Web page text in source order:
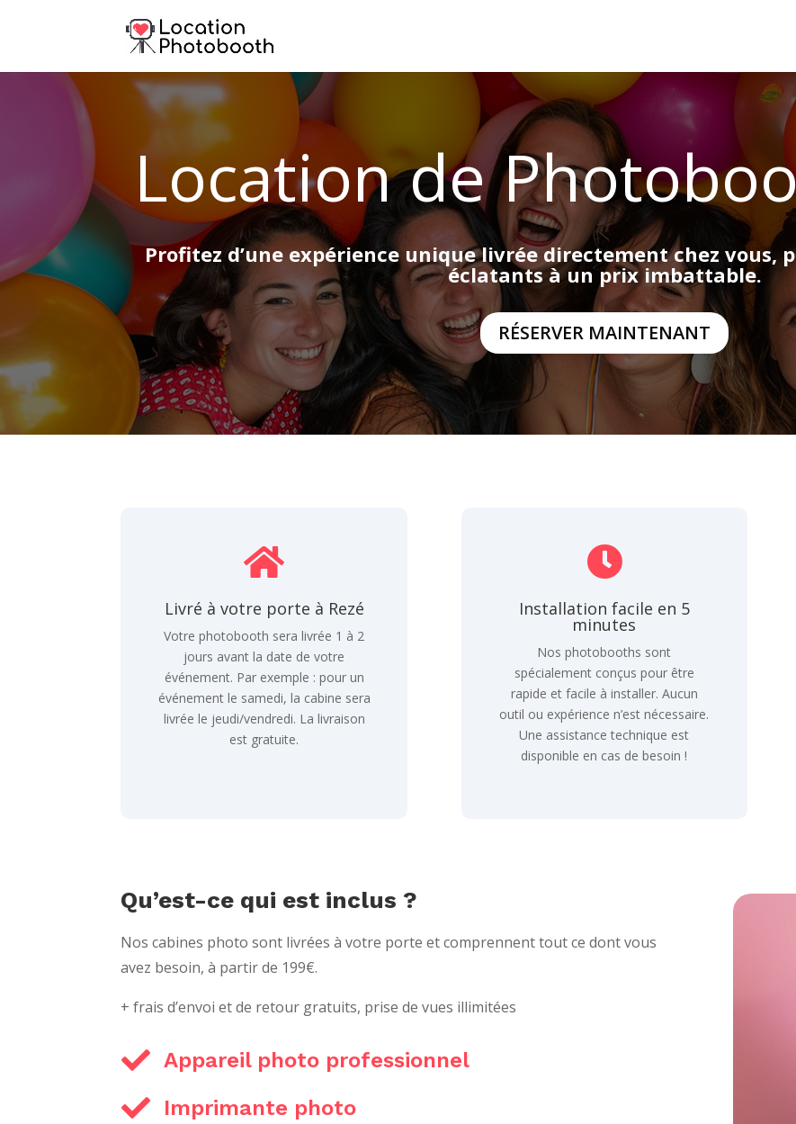
Location de
Profitez d’une expérience unique livrée directement chez vous,
éclatants à un prix imbattable.
RÉSERVER MAINTENANT

Livré à votre porte à Rezé
Votre photobooth sera livrée 1 à 2
jours avant la date de votre
événement. Par exemple : pour un
événement le samedi, la cabine sera
livrée le jeudi/vendredi. La livraison
est gratuite.

Installation facile en 5
minutes
Nos photobooths sont
spécialement conçus pour être
rapide et facile à installer. Aucun
outil ou expérience n’est nécessaire.
Une assistance technique est
disponible en cas de besoin !
Qu’est-ce qui est inclus ?
Nos cabines photo sont livrées à votre porte et comprennent tout ce dont vous
avez besoin, à partir de 199€.
+ frais d’envoi et de retour gratuits, prise de vues illimitées
 Appareil photo professionnel
 Imprimante photo